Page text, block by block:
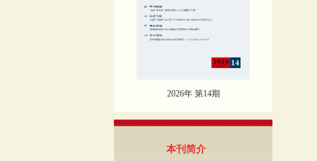
2026年 第14期
本刊简介